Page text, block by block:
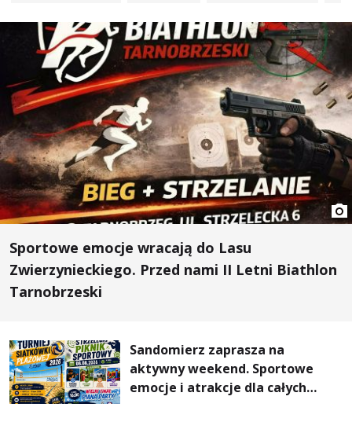
Sportowe emocje wracają do Lasu
Zwierzynieckiego. Przed nami II Letni Biathlon
Tarnobrzeski
Sandomierz zaprasza na
aktywny weekend. Sportowe
emocje i atrakcje dla całych